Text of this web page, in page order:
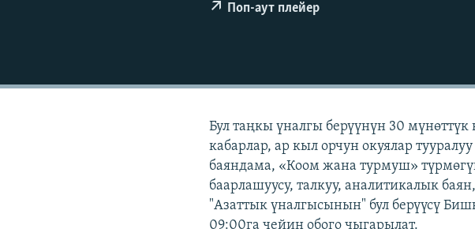
Поп-аут плейер
Бул таңкы үналгы берүүнүн 30
кабарлар, ар кыл орчун окуялар
баяндама, «Коом жана турмуш»
баарлашуусу, талкуу, аналитикалык
"Азаттык үналгысынын" бул берүүсү
09:00га чейин обого чыгарылат.